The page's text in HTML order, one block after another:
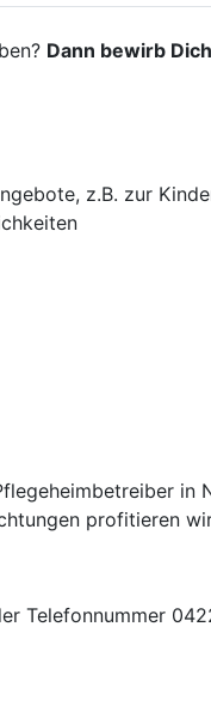
Dann bewirb
z.B. zur
profitieren
Telefonnummer